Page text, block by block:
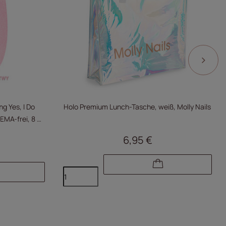
Yes, I Do
frei, 8 g,
Holo Premium Lunch-Tasche, weiß, Molly Nails
6,95 €